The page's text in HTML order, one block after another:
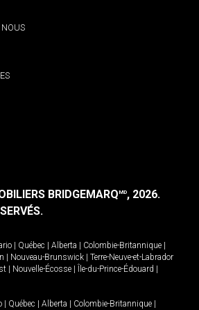
BRIDGEMARQMD, 2026.
Québec Alberta Colombie-Britannique
Nouveau-Brunswick
Terre-Neuve-et-Labrador
Nouvelle-Écosse Île-du-Prince-Édouard
Québec Alberta Colombie-Britannique